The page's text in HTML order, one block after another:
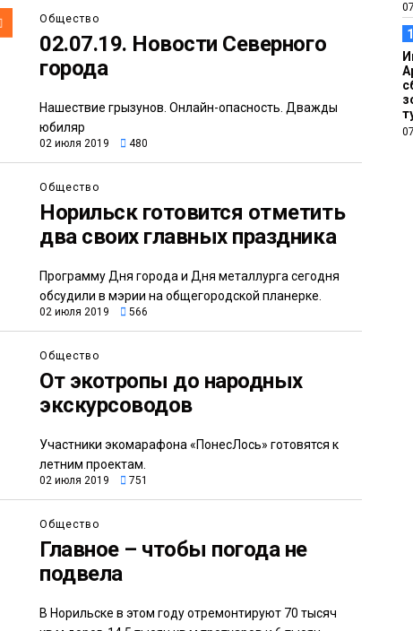
Общество
02.07.19. Новости Северного
города
Нашествие грызунов. Онлайн-опасность. Дважды
юбиляр
02 июля 2019 480
Общество
Норильск готовится отметить
два своих главных праздника
Программу Дня города и Дня металлурга сегодня
обсудили в мэрии на общегородской планерке.
02 июля 2019 566
Общество
От экотропы до народных
экскурсоводов
Участники экомарафона «ПонесЛось» готовятся к
летним проектам.
02 июля 2019 751
Общество
Главное – чтобы погода не
подвела
В Норильске в этом году отремонтируют 70 тысяч